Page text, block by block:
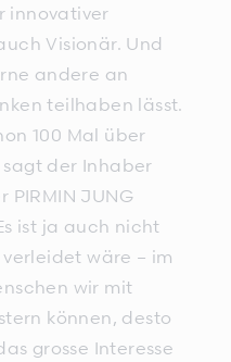
innovativer
Visionär. Und
andere an
teilhaben lässt.
100 Mal über
der Inhaber
PIRMIN JUNG
ist ja auch nicht
wäre – im
wir mit
können, desto
grosse Interesse